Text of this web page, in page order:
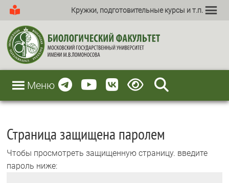
Кружки, подготовительные курсы и т.п.
Меню
Страница защищена паролем
Чтобы просмотреть защищенную страницу. введите
пароль ниже: